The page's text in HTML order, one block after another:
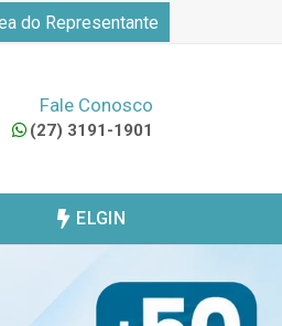
do Representante
Fale Conosco
(27) 3191-1901
ELGIN